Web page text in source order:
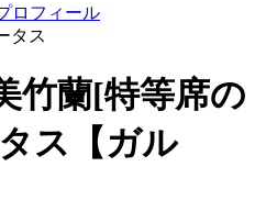
ロフィール
タス
竹蘭[特等席の
ス【ガル